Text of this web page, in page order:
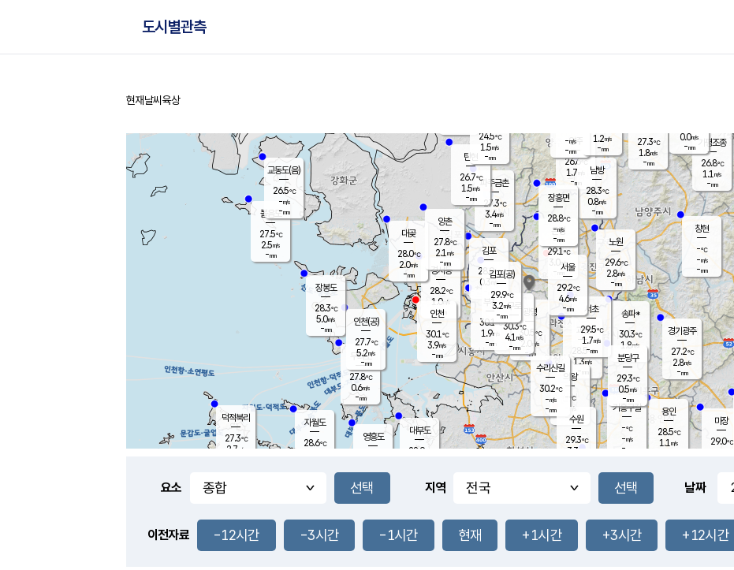
도시별관측
홈
현재날씨 육상
풍도
1.6m/s
무의도
27.8℃
0.6m/s
-mm
영흥도
볼음도
27.5℃
2.5m/s
-mm
자월도
28.6℃
양주
26.6℃
1.7
-mm
과천
28.5℃
1.3m/s
- mm
장봉도
28.3℃
5.0m/s
-mm
-mm
-mm
용인
28.5℃
1.1 m/s
경기광주
27.2℃
2.8m/s
-mm
28.5
℃
대부도
28.9
-
경서동
28.2℃
1.0m/s
-mm
파주금촌
27.3℃
3.4m/s
-mm
가평조종
26.8℃
1.1 m/s
-mm
27.3℃
1.8m/s
-mm
대곶
28.0℃
2.0m/s
-mm
창현
-℃
-m/s
-mm
탄현
26.7℃
1.5m/s
-mm
0.0m/s
-mm
29.1℃
1.6m/s
-mm
마장
29.0℃
의왕
- ℃
m/s
mm
김포
28.0℃
0.3 m/s
mm
광명
30.5 ℃
2.0 m/s
-mm
부천
30.1℃
1.9m/s
-mm
-mm
양촌
27.8℃
2.1 m/s
-mm
구로
30.3℃
4.1 m/s
-mm
은평
29.1℃
3.0 m/s
- mm
노원
29.6℃
2.8m/s
-mm
송파*
30.3℃
1.8m/s
-mm
서초
29.5℃
1.7m/s
-mm
남방
28.3℃
0.8m/s
-mm
기흥구갈
-℃
-m/s
-
수리산길
30.2℃
-m/s
-mm
분당구
29.3℃
0.5m/s
-mm
장흥면
28.8℃
-m/s
-mm
-m/s
-mm
덕적북리
27.3℃
2.7 m/s
인천(공)
27.7℃
5.2m/s
-mm
김포(공)
29.9℃
3.2m/s
-mm
교동도(음)
26.5℃
-m/s
-mm
수원
29.3℃
3.3 m/s
인천
30.1℃
3.9m/s
-mm
서울
29.2℃
4.6m/s
-mm
24.5℃
1.5m/s
-mm
1.2m/s
-mm
요소 지역 날짜
이전자료 -12시간 -3시간 -1시간 현재 +1시간 +3시간 +12시간